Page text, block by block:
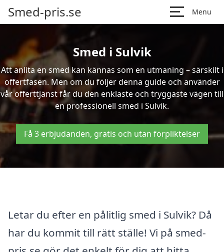
Smed-pris.se Menu
Smed i Sulvik
Att anlita en smed kan kännas som en utmaning – särskilt i
offertfasen. Men om du följer denna guide och använder
vår offerttjänst får du den enklaste och tryggaste vägen till
en professionell smed i Sulvik.
Få 3 erbjudanden, gratis och utan förpliktelser
Letar du efter en pålitlig smed i Sulvik? Då
har du kommit till rätt ställe! Vi på smed-